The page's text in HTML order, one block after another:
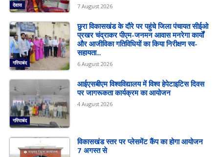
देवास 7 August 2026
गरियाबंद
छुरा विकासखंड के दौरे पर पहुंचे जिला पंचायत सीईओ
प्रखर चंद्राकर पीएम-जनमन आवास मनरेगा कार्यों
और आजीविका गतिविधियों का किया निरीक्षण स्व-
सहायता...
6 August 2026
गरियाबंद
आईएसबीएम विश्वविद्यालय में विश्व हेपेटाइटिस दिवस
पर जागरूकता कार्यक्रम का आयोजन
4 August 2026
विकासखंड स्तर पर प्लेसमेंट कैंप का होगा आयोजन
7 अगस्त से